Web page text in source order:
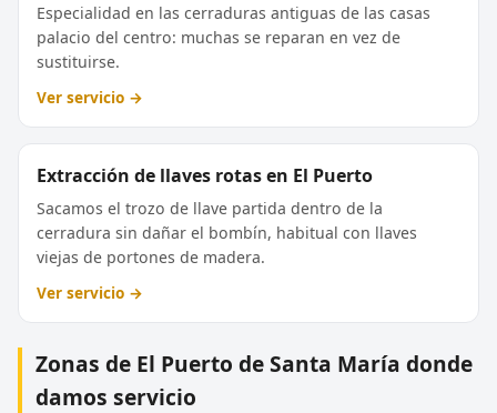
Especialidad en las cerraduras antiguas de las casas
palacio del centro: muchas se reparan en vez de
sustituirse.
Ver servicio →
Extracción de llaves rotas en El Puerto
Sacamos el trozo de llave partida dentro de la
cerradura sin dañar el bombín, habitual con llaves
viejas de portones de madera.
Ver servicio →
Zonas de El Puerto de Santa María donde
damos servicio